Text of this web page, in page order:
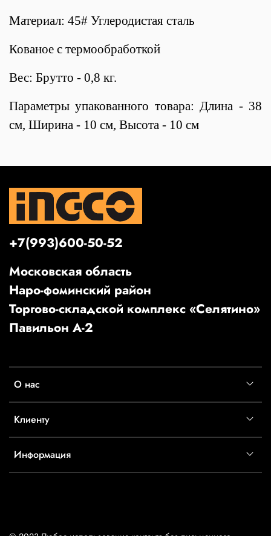
Материал: 45# Углеродистая сталь
Кованое с термообработкой
Вес: Брутто - 0,8 кг.
Параметры упакованного товара: Длина - 38
см, Ширина - 10 см, Высота - 10 см
О нас
Клиенту
Информация
+7(993)600-50-52
Московская область
Наро-фоминский район
Торгово-складской комплекс «Селятино»
Павильон А-2